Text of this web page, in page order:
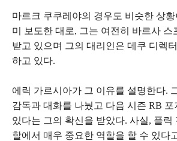
마르크 쿠쿠레야의 경우도 비슷한 상황
미 보도한 대로, 그는 여전히 바르사 스
받고 있으며 그의 대리인은 데쿠 디렉
하고 있다.
에릭 가르시아가 그 이유를 설명한다.
감독과 대화를 나눴고 다음 시즌 RB
있다는 그의 확신을 받았다. 사실, 플릭
할에서 매우 중요한 역할을 할 수 있다